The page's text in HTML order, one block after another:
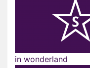
in wonderland